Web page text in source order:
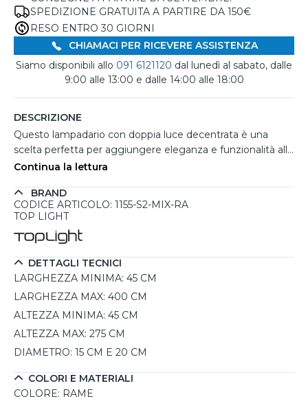
SPEDIZIONE GRATUITA A PARTIRE DA 150€
RESO ENTRO 30 GIORNI
CHIAMACI PER RICEVERE ASSISTENZA
Siamo disponibili allo 091 6121120 dal lunedì al sabato, dalle
9:00 alle 13:00 e dalle 14:00 alle 18:00
DESCRIZIONE
Questo lampadario con doppia luce decentrata è una
scelta perfetta per aggiungere eleganza e funzionalità alla
vostra cucina, in particolare sopra l'isola o la penisola. Il
15 cm e 20 cm, che emettono una luce soffusa ma ben
distribuita, creando un'atmosfera calda e invitante. I
l'effetto stilistico, donando originalità alla composizione.
Inoltre, grazie ai cavi regolabili, è possibile adattare
facilmente l'altezza e la posizione della lampada, per
un'illuminazione su misura.
Continua la lettura
BRAND
CODICE ARTICOLO: 1155-S2-MIX-RA
TOP LIGHT
DETTAGLI TECNICI
LARGHEZZA MINIMA: 45 CM
LARGHEZZA MAX: 400 CM
ALTEZZA MINIMA: 45 CM
ALTEZZA MAX: 275 CM
DIAMETRO: 15 CM E 20 CM
COLORI E MATERIALI
COLORE: RAME